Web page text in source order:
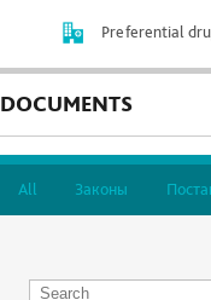
Preferential
DOCUMENTS
All Законы